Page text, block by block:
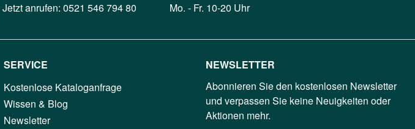
Jetzt anrufen: 0521 546 794 80 Mo. - Fr. 10-20 Uhr
SERVICE
Kostenlose Kataloganfrage
Wissen & Blog
Newsletter
NEWSLETTER
Abonnieren Sie den kostenlosen Newsletter
und verpassen Sie keine Neuigkeiten oder
Aktionen mehr.